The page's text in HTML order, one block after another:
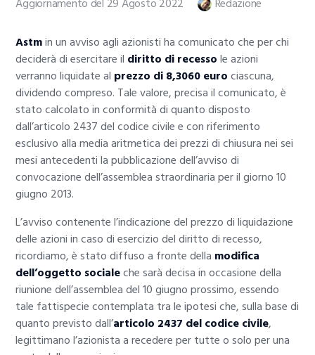
Aggiornamento del 29 Agosto 2022 Redazione
Astmin un avviso agli azionisti ha comunicato che per chi
deciderà di esercitare il diritto di recessole azioni
verranno liquidate al prezzo di 8,3060 eurociascuna,
dividendo compreso. Tale valore, precisa il comunicato, è
stato calcolato in conformità di quanto disposto
dall’articolo 2437 del codice civile e con riferimento
esclusivo alla media aritmetica dei prezzi di chiusura nei sei
mesi antecedenti la pubblicazione dell’avviso di
convocazione dell’assemblea straordinaria per il giorno 10
giugno 2013.
L’avviso contenente l’indicazione del prezzo di liquidazione
delle azioni in caso di esercizio del diritto di recesso,
ricordiamo, è stato diffuso a fronte della modifica
dell’oggetto socialeche sarà decisa in occasione della
riunione dell’assemblea del 10 giugno prossimo, essendo
tale fattispecie contemplata tra le ipotesi che, sulla base di
quanto previsto dall’articolo 2437 del codice civile,
legittimano l’azionista a recedere per tutte o solo per una